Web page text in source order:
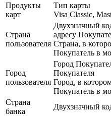
Продукты
карт
Тип карты
Visa Classic,
Страна
пользователя
Двухзначный
адресу
Страна, в
Покупатель в
Город
пользователя
Город
Покупателя
Город, в
Покупатель в
Страна
банка
Двухзначный